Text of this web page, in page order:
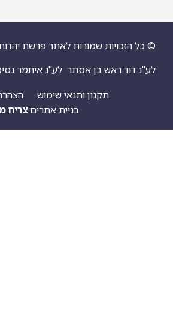
שמורות לאתר פרשת יהדות
בן אסתר לע"נ איתמר נסימוב בן מרגלית
תקנון ותנאי שימוש
הצהרת נגישות
צריח מדיה